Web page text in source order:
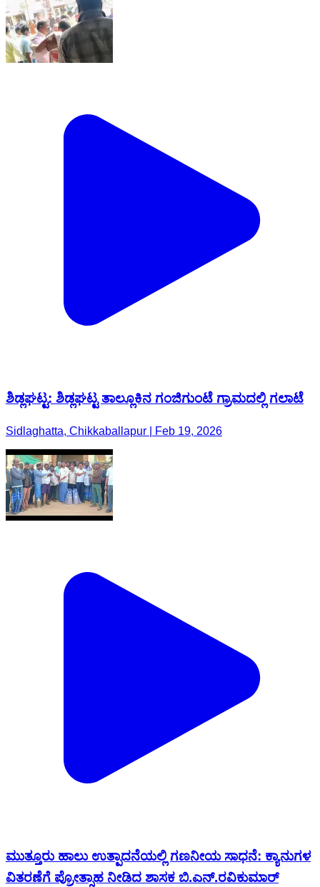
ಶಿಡ್ಲಘಟ್ಟ: ಶಿಡ್ಲಘಟ್ಟ ತಾಲ್ಲೂಕಿನ ಗಂಜಿಗುಂಟೆ ಗ್ರಾಮದಲ್ಲಿ ಗಲಾಟೆ
Sidlaghatta, Chikkaballapur | Feb 19, 2026
ಮುತ್ತೂರು ಹಾಲು ಉತ್ಪಾದನೆಯಲ್ಲಿ ಗಣನೀಯ ಸಾಧನೆ: ಕ್ಯಾನುಗಳ
ವಿತರಣೆಗೆ ಪ್ರೋತ್ಸಾಹ ನೀಡಿದ ಶಾಸಕ ಬಿ.ಎನ್.ರವಿಕುಮಾರ್